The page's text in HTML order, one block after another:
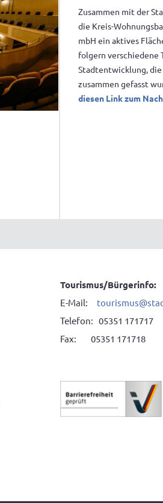
Zusammen mit der
die Kreis-
mbH ein aktives
folgern verschiedene
Stadtentwicklung,
zusammen gefasst
diesen Link zum
Tourismus/Bürgerinfo:
E-Mail:
Telefon: 05351 171717
Fax: 05351 171718